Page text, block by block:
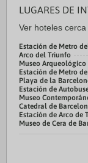
LUGARES DE
Ver hoteles cerca
Estación de Metro
Arco del Triunfo
Museo
Estación de Metro
Playa de la
Estación de
Museo
Catedral de
Estación de Arco de
Museo de Cera de